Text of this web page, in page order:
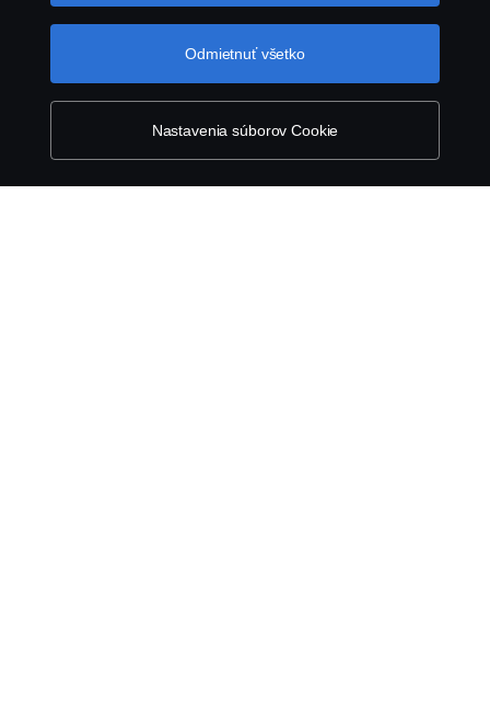
O spoločnosti Scania
Nastavenia súborov Cookie
Odmietnuť všetko